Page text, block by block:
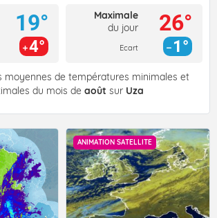
19°
4°
Maximale
du jour
Ecart
26°
1°
moyennes de températures minimales et
du mois de août sur Uza
ANIMATION SATELLITE